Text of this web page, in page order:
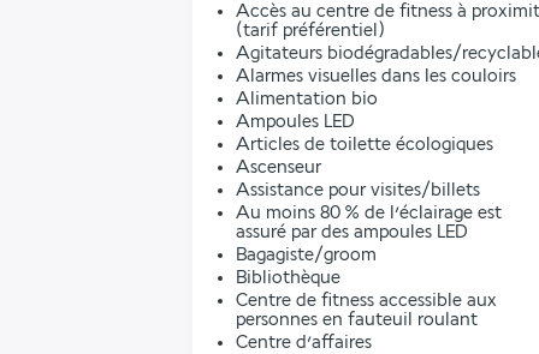
Accès au centre de fitness à
(tarif préférentiel)
Agitateurs biodégradables/
Alarmes visuelles dans les couloirs
Alimentation bio
Ampoules LED
Articles de toilette écologiques
Ascenseur
Assistance pour visites/billets
Au moins 80 % de l’éclairage est
assuré par des ampoules LED
Bagagiste/groom
Bibliothèque
Centre de fitness accessible aux
personnes en fauteuil roulant
Centre d’affaires